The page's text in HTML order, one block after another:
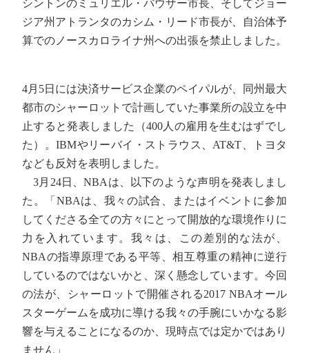
シントンのミュリエル・バウザー市長、そしてジョー
ジア州アトランタのカシム・リード市長が、自治体予
算でのノースカロライナ州への出張を禁止しました。
4月5日には決済サービス企業のペイパルが、同州最大
都市のシャーロットで計画していた事業所の設立を中
止すると発表しました（400人の雇用を生むはずでし
た）。IBMやリーバイ・ストラウス、AT&T、トヨタ
なども反対を表明しました。
3月24日、NBAは、以下のような声明を発表しまし
た。「NBAは、我々の試合、またはイベントに参加
してくださる全ての方々にとって開放的な環境作りに
力を入れています。我々は、この差別的な法が、
NBAの指導原理である平等、相互尊重の精神に逆行
しているのではないかと、深く懸念しています。今回
の法が、シャーロットで開催される2017 NBAオール
スターゲームを成功に導ける我々の手腕にいかなる影
響を与えることになるのか、現時点では定かではあり
ません」